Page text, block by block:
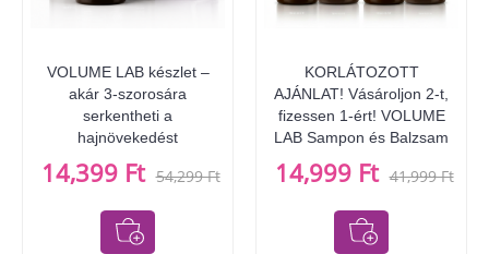
VOLUME LAB készlet –
akár 3-szorosára
serkentheti a
hajnövekedést
54,299 Ft
14,399 Ft
KORLÁTOZOTT
AJÁNLAT! Vásároljon 2-t,
fizessen 1-ért! VOLUME
LAB Sampon és Balzsam
41,999 Ft
14,999 Ft